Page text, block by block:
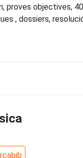
proves objectives,
, dossiers,